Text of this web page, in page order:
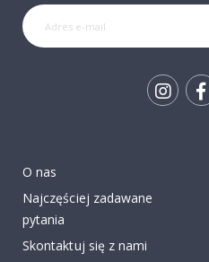
O nas
Najczęściej zadawane
pytania
Skontaktuj się z nami